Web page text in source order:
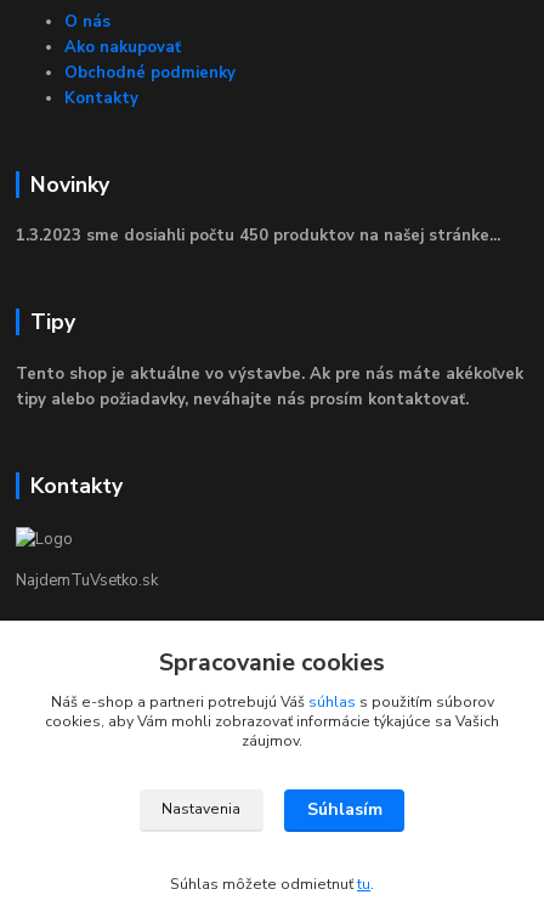
O nás
Ako nakupovať
Obchodné podmienky
Kontakty
Novinky
1.3.2023 sme dosiahli počtu 450 produktov na našej stránke...
Tipy
Tento shop je aktuálne vo výstavbe. Ak pre nás máte akékoľvek
tipy alebo požiadavky, neváhajte nás prosím kontaktovať.
Kontakty
NajdemTuVsetko.sk
+421 902250190
info@najdemtuvsetko.sk
Spracovanie cookies
Náš e-shop a partneri potrebujú Váš súhlas s použitím súborov
cookies, aby Vám mohli zobrazovať informácie týkajúce sa Vašich
záujmov.
Nastavenia Súhlasím
Súhlas môžete odmietnuťtu.